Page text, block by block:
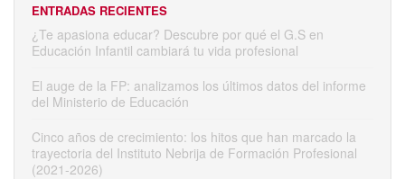
ENTRADAS RECIENTES
¿Te apasiona educar? Descubre por qué el G.S en
Educación Infantil cambiará tu vida profesional
El auge de la FP: analizamos los últimos datos del informe
del Ministerio de Educación
Cinco años de crecimiento: los hitos que han marcado la
trayectoria del Instituto Nebrija de Formación Profesional
(2021-2026)